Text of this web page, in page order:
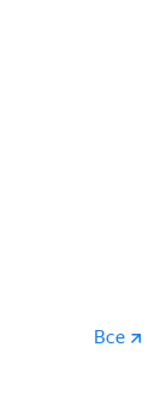
Все